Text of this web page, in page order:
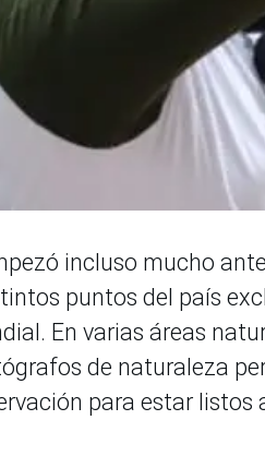
incluso mucho
puntos del país
En varias áreas
de naturaleza
para estar listos